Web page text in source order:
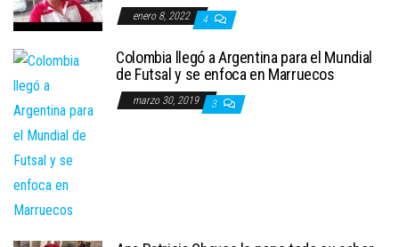
enero 8, 2022 4
Colombia llegó a Argentina para el Mundial
de Futsal y se enfoca en Marruecos
marzo 30, 2019 3